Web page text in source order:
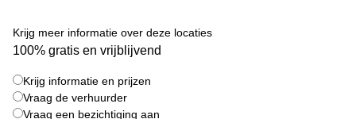
Den
Haag
space
Breda
Krijg meer informatie over deze locaties
100% gratis en vrijblijvend
Krijg informatie en prijzen
Vraag de verhuurder
Vraag een bezichtiging aan